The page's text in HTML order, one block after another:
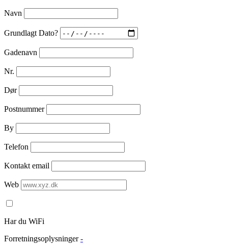
Navn
Grundlagt Dato?
Gadenavn
Nr.
Dør
Postnummer
By
Telefon
Kontakt email
Web
Har du WiFi
Forretningsoplysninger -